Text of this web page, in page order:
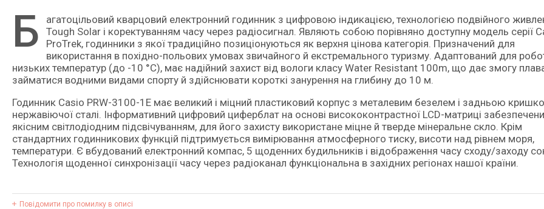
Б
агатоцільовий кварцовий електронний годинник з цифровою індикацією, технологією подвійного живлення
Tough Solar і коректуванням часу через радіосигнал. Являють собою порівняно доступну модель серії
ProTrek, годинники з якої традиційно позиціонуються як верхня цінова категорія. Призначений для
використання в похідно-польових умовах звичайного й екстремального туризму. Адаптований для
низьких температур (до -10 °C), має надійний захист від вологи класу Water Resistant 100m, що дає змогу
займатися водними видами спорту й здійснювати короткі занурення на глибину до 10 м.
Годинник Casio PRW-3100-1E має великий і міцний пластиковий корпус з металевим безелем і задньою
нержавіючої сталі. Інформативний цифровий циферблат на основі висококонтрастної LCD-матриці
якісним світлодіодним підсвічуванням, для його захисту використане міцне й тверде мінеральне скло. Крім
стандартних годинникових функцій підтримується вимірювання атмосферного тиску, висоти над рівнем моря,
температури. Є вбудований електронний компас, 5 щоденних будильників і відображення часу сходу/заходу
Технологія щоденної синхронізації часу через радіоканал функціональна в західних регіонах нашої країни.
Повідомити про помилку в описі